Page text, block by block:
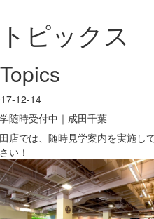
トピックス
Topics
12-14
随時受付中｜成田千葉
店では、随時見学案内を実施し
い！